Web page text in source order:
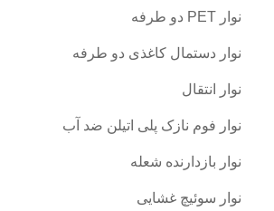
نوار PET دو طرفه
نوار دستمال کاغذی دو طرفه
نوار انتقال
نوار فوم نازک پلی اتیلن ضد آب
نوار بازدارنده شعله
نوار سوئیچ غشایی